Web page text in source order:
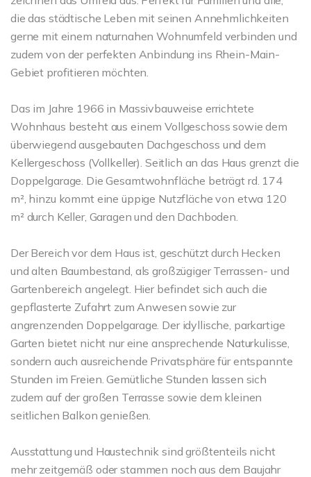
die das städtische Leben mit seinen Annehmlichkeiten
gerne mit einem naturnahen Wohnumfeld verbinden und
zudem von der perfekten Anbindung ins Rhein-Main-
Gebiet profitieren möchten.
Das im Jahre 1966 in Massivbauweise errichtete
Wohnhaus besteht aus einem Vollgeschoss sowie dem
überwiegend ausgebauten Dachgeschoss und dem
Kellergeschoss (Vollkeller). Seitlich an das Haus grenzt die
Doppelgarage. Die Gesamtwohnfläche beträgt rd. 174
m², hinzu kommt eine üppige Nutzfläche von etwa 120
m² durch Keller, Garagen und den Dachboden.
Der Bereich vor dem Haus ist, geschützt durch Hecken
und alten Baumbestand, als großzügiger Terrassen- und
Gartenbereich angelegt. Hier befindet sich auch die
gepflasterte Zufahrt zum Anwesen sowie zur
angrenzenden Doppelgarage. Der idyllische, parkartige
Garten bietet nicht nur eine ansprechende Naturkulisse,
sondern auch ausreichende Privatsphäre für entspannte
Stunden im Freien. Gemütliche Stunden lassen sich
zudem auf der großen Terrasse sowie dem kleinen
seitlichen Balkon genießen.
Ausstattung und Haustechnik sind größtenteils nicht
mehr zeitgemäß oder stammen noch aus dem Baujahr